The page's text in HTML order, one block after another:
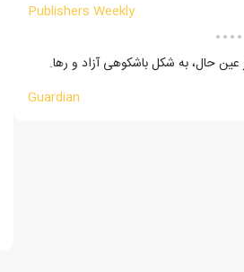
Publishers Weekly
حال، به شکل باشکوهی آزاد و رها.
Guardian